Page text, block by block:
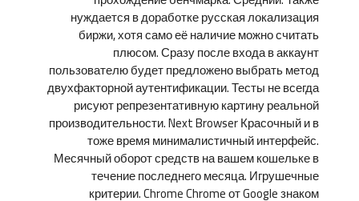
нуждается в доработке русская локализация
биржи, хотя само её наличие можно считать
плюсом. Сразу после входа в аккаунт
пользователю будет предложено выбрать метод
двухфакторной аутентификации. Тесты не всегда
рисуют репрезентативную картину реальной
производительности. Next Browser Красочный и в
тоже время минималистичный интерфейс.
Месячный оборот средств на вашем кошельке в
течение последнего месяца. Игрушечные
критерии. Chrome Chrome от Google знаком